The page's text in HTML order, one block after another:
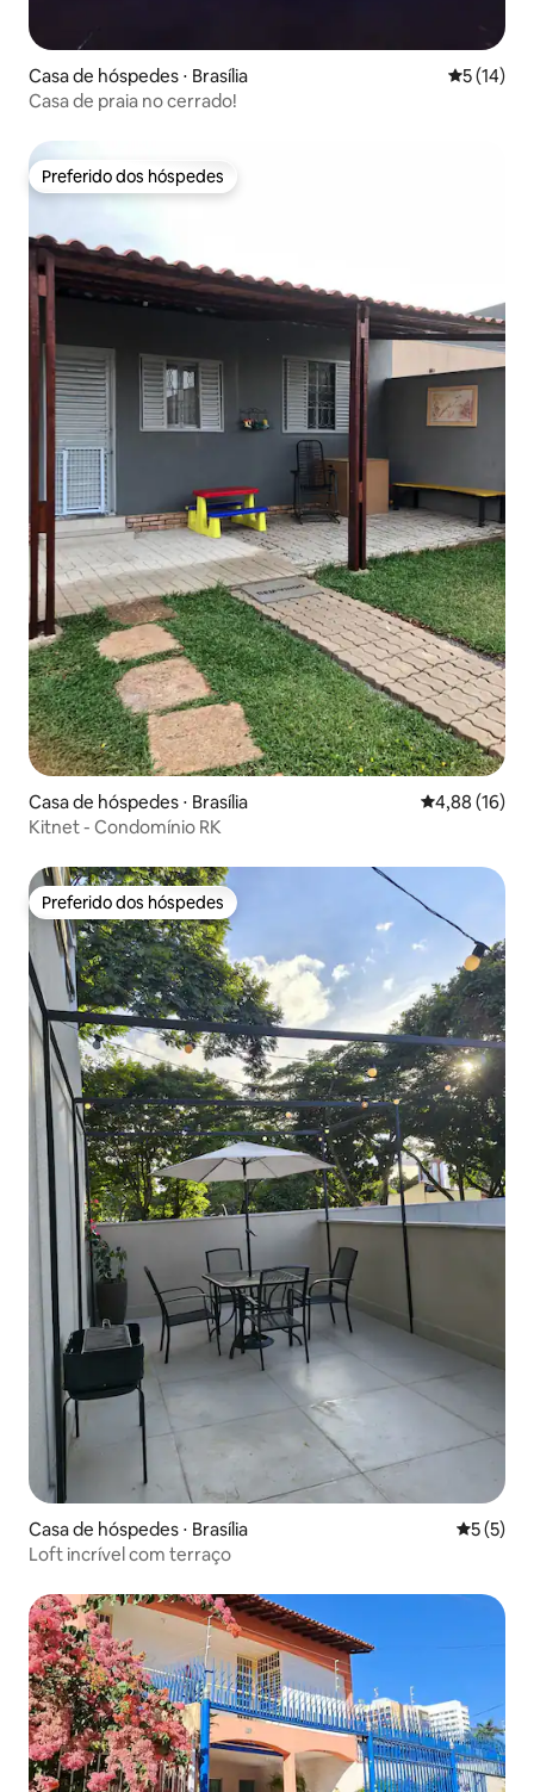
Casa de hóspedes ⋅ Brasília 5 de uma
5 (14)
Casa de praia no cerrado!
Preferido dos hóspedes
Preferido dos hóspedes
Casa de hóspedes ⋅ Brasília 4,88 de uma
4,88 (16)
Kitnet - Condomínio RK
Preferido dos hóspedes
Preferido dos hóspedes
Casa de hóspedes ⋅ Brasília 5 de
5 (5)
Loft incrível com terraço